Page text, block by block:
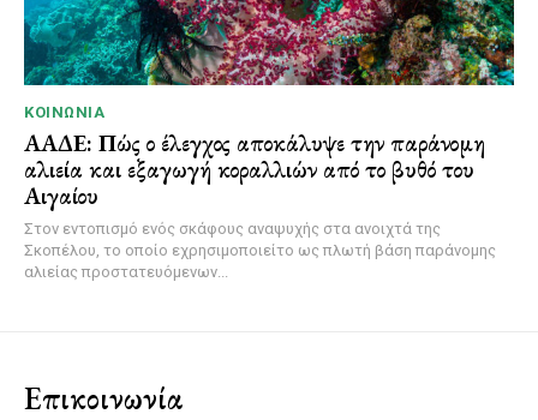
ΚΟΙΝΩΝΊΑ
ΑΑΔΕ: Πώς ο έλεγχος αποκάλυψε την παράνομη
αλιεία και εξαγωγή κοραλλιών από το βυθό του
Αιγαίου
Στον εντοπισμό ενός σκάφους αναψυχής στα ανοιχτά της
Σκοπέλου, το οποίο εχρησιμοποιείτο ως πλωτή βάση παράνομης
αλιείας προστατευόμενων...
Επικοινωνία